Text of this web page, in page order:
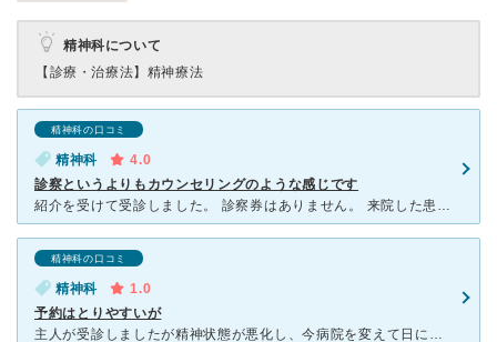
精神科について
【診療・治療法】 精神療法
精神科の口コミ
精神科
4.0
診察というよりもカウンセリングのような感じです
紹介を受けて受診しました。 診察券はありません。 来院した患者の顔を見て、自動的にカルテが出てきます。 受付の方は名前と顔を覚えているそうです。 先生は若い先生とお年を召した先生がいらっし
精神科の口コミ
精神科
1.0
予約はとりやすいが
主人が受診しましたが精神状態が悪化し、今病院を変えて日に日に心が回復しています。 ネガティブな感情を、自己の考えグセのようなものを客観的に捉え、どのように考え方、捉え方を変えていけば心の病から抜け出